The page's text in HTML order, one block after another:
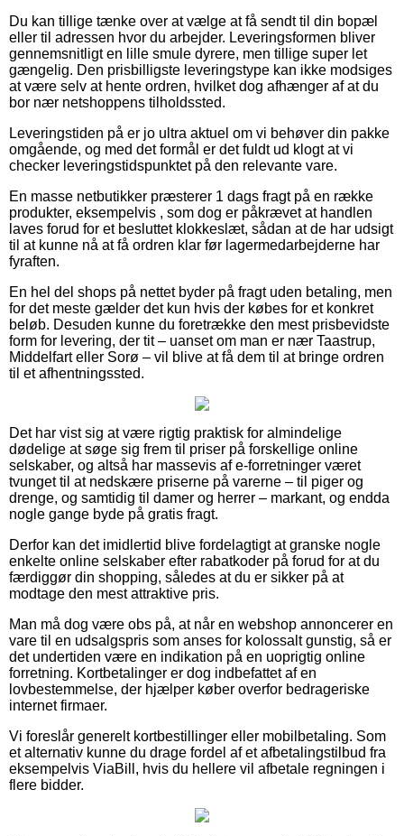
Du kan tillige tænke over at vælge at få sendt til din bopæl
eller til adressen hvor du arbejder. Leveringsformen bliver
gennemsnitligt en lille smule dyrere, men tillige super let
gængelig. Den prisbilligste leveringstype kan ikke modsiges
at være selv at hente ordren, hvilket dog afhænger af at du
bor nær netshoppens tilholdssted.
Leveringstiden på er jo ultra aktuel om vi behøver din pakke
omgående, og med det formål er det fuldt ud klogt at vi
checker leveringstidspunktet på den relevante vare.
En masse netbutikker præsterer 1 dags fragt på en række
produkter, eksempelvis , som dog er påkrævet at handlen
laves forud for et besluttet klokkeslæt, sådan at de har udsigt
til at kunne nå at få ordren klar før lagermedarbejderne har
fyraften.
En hel del shops på nettet byder på fragt uden betaling, men
for det meste gælder det kun hvis der købes for et konkret
beløb. Desuden kunne du foretrække den mest prisbevidste
form for levering, der tit – uanset om man er nær Taastrup,
Middelfart eller Sorø – vil blive at få dem til at bringe ordren
til et afhentningssted.
Det har vist sig at være rigtig praktisk for almindelige
dødelige at søge sig frem til priser på forskellige online
selskaber, og altså har massevis af e-forretninger været
tvunget til at nedskære priserne på varerne – til piger og
drenge, og samtidig til damer og herrer – markant, og endda
nogle gange byde på gratis fragt.
Derfor kan det imidlertid blive fordelagtigt at granske nogle
enkelte online selskaber efter rabatkoder på forud for at du
færdiggør din shopping, således at du er sikker på at
modtage den mest attraktive pris.
Man må dog være obs på, at når en webshop annoncerer en
vare til en udsalgspris som anses for kolossalt gunstig, så er
det undertiden være en indikation på en uoprigtig online
forretning. Kortbetalinger er dog indbefattet af en
lovbestemmelse, der hjælper køber overfor bedrageriske
internet firmaer.
Vi foreslår generelt kortbestillinger eller mobilbetaling. Som
et alternativ kunne du drage fordel af et afbetalingstilbud fra
eksempelvis ViaBill, hvis du hellere vil afbetale regningen i
flere bidder.